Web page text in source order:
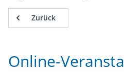
Zurück
Online-